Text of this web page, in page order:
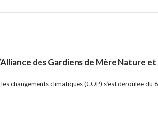
des Gardiens de Mère Nature et
changements climatiques (COP) s’est déroulée du 6